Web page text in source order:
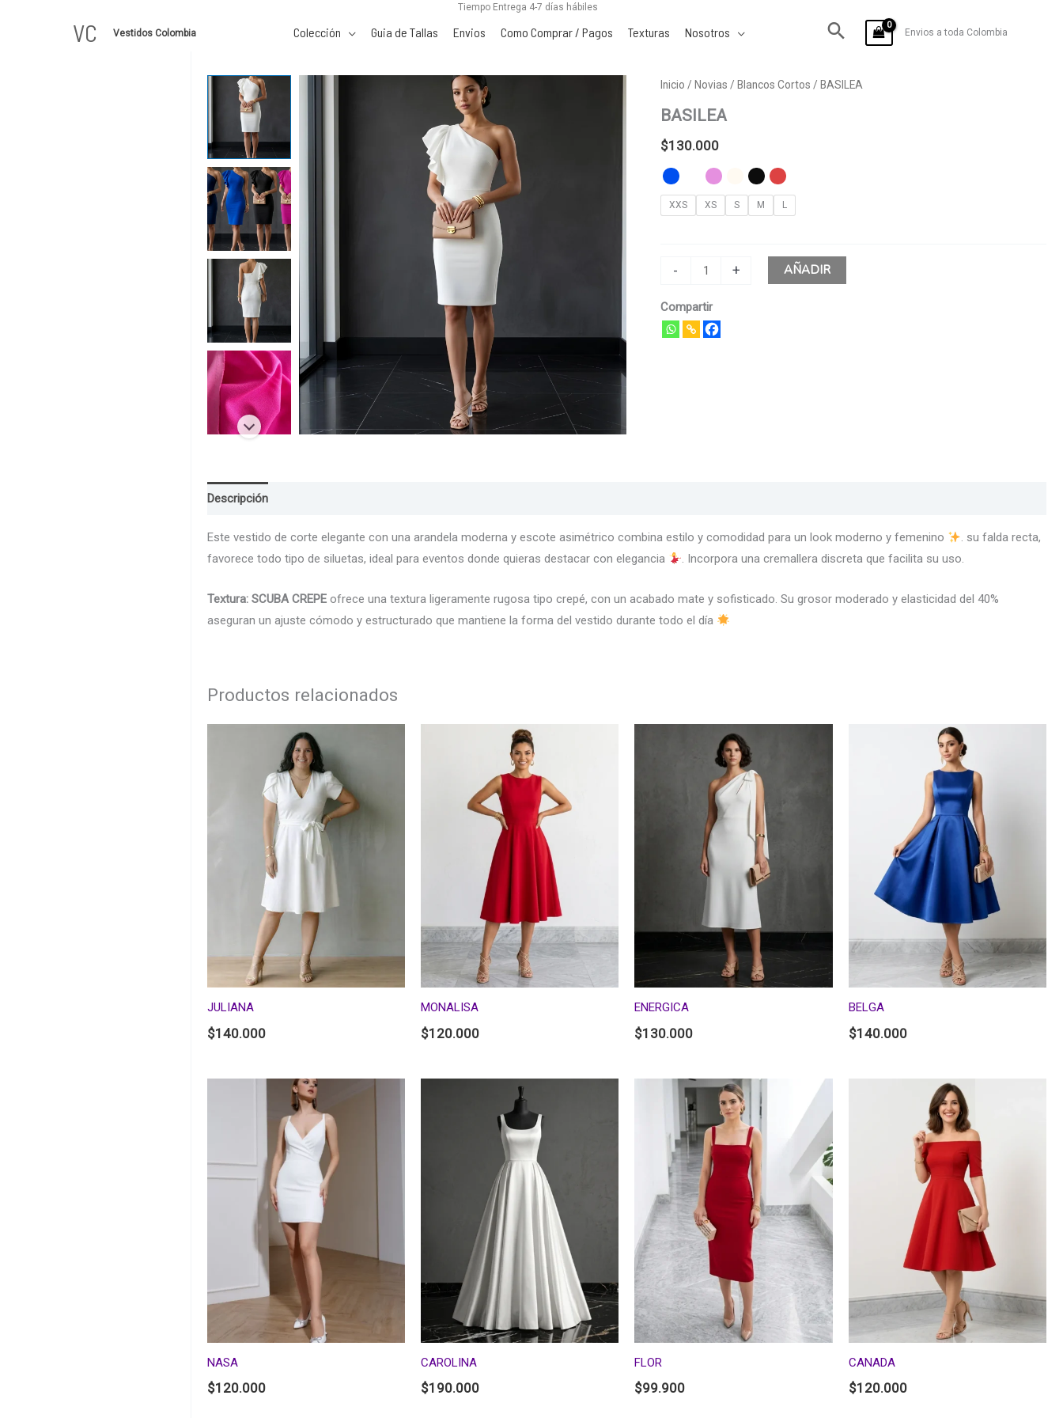
Tiempo Entrega 4-7 días hábiles
VC Vestidos Colombia Colección Guia de Tallas Envios Como Comprar / Pagos Texturas Nosotros Envios a toda Colombia
Inicio / Novias / Blancos Cortos / BASILEA
BASILEA
$130.000
XXS XS S M L
-
BASILEA
cantidad
+ AÑADIR
Compartir
Descripción
Este vestido de corte elegante con una arandela moderna y escote asimétrico combina estilo y comodidad para un look moderno y femenino
. su falda recta,
favorece todo tipo de siluetas, ideal para eventos donde quieras destacar con elegancia
. Incorpora una cremallera discreta que facilita su uso.
Textura: SCUBA CREPEofrece una textura ligeramente rugosa tipo crepé, con un acabado mate y sofisticado. Su grosor moderado y elasticidad del 40%
aseguran un ajuste cómodo y estructurado que mantiene la forma del vestido durante todo el día
Productos relacionados
JULIANA
$140.000
MONALISA
$120.000
ENERGICA
$130.000
BELGA
$140.000
NASA
$120.000
CAROLINA
$190.000
FLOR
$99.900
CANADA
$120.000